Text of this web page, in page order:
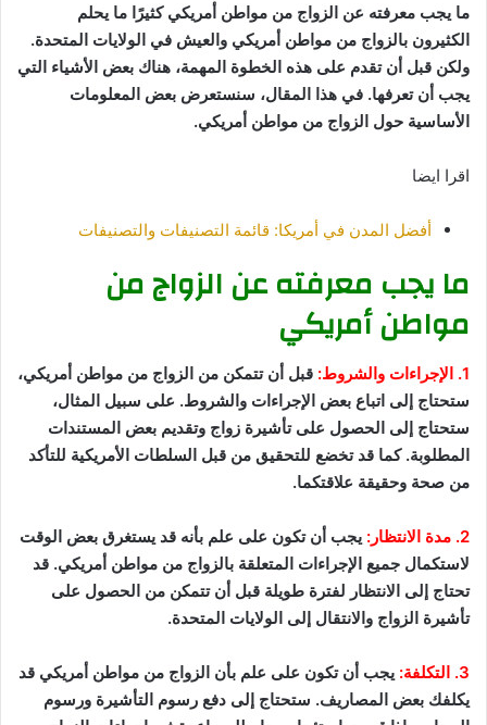
ما يجب معرفته عن الزواج من مواطن أمريكي كثيرًا ما يحلم
الكثيرون بالزواج من مواطن أمريكي والعيش في الولايات المتحدة.
ولكن قبل أن تقدم على هذه الخطوة المهمة، هناك بعض الأشياء التي
يجب أن تعرفها. في هذا المقال، سنستعرض بعض المعلومات
الأساسية حول الزواج من مواطن أمريكي.
اقرا ايضا
أفضل المدن في أمريكا: قائمة التصنيفات والتصنيفات
ما يجب معرفته عن الزواج من
مواطن أمريكي
1. الإجراءات والشروط:
قبل أن تتمكن من الزواج من مواطن أمريكي،
ستحتاج إلى اتباع بعض الإجراءات والشروط. على سبيل المثال،
ستحتاج إلى الحصول على تأشيرة زواج وتقديم بعض المستندات
المطلوبة. كما قد تخضع للتحقيق من قبل السلطات الأمريكية للتأكد
من صحة وحقيقة علاقتكما.
2. مدة الانتظار:
يجب أن تكون على علم بأنه قد يستغرق بعض الوقت
لاستكمال جميع الإجراءات المتعلقة بالزواج من مواطن أمريكي. قد
تحتاج إلى الانتظار لفترة طويلة قبل أن تتمكن من الحصول على
تأشيرة الزواج والانتقال إلى الولايات المتحدة.
3. التكلفة:
يجب أن تكون على علم بأن الزواج من مواطن أمريكي قد
يكلفك بعض المصاريف. ستحتاج إلى دفع رسوم التأشيرة ورسوم